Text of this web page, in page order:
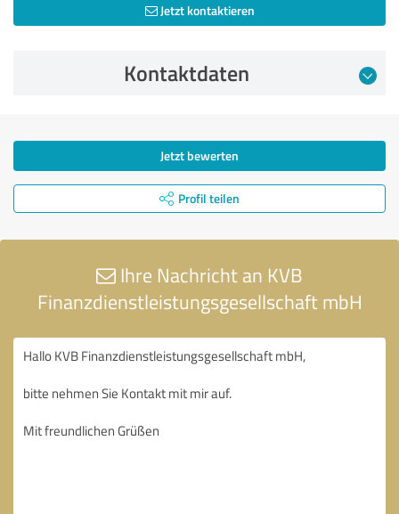
Jetzt kontaktieren
Kontaktdaten
Jetzt bewerten
Profil teilen
Ihre Nachricht an KVB
Finanzdienstleistungsgesellschaft mbH